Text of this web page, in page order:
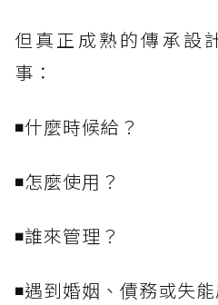
但真正成熟的傳承設
事：
◾什麼時候給？
◾怎麼使用？
◾誰來管理？
◾遇到婚姻、債務或失